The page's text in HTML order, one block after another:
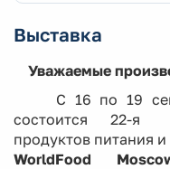
Выставка
Уважаемые
С 16 по 19
состоится 22-я
продуктов питания
WorldFood